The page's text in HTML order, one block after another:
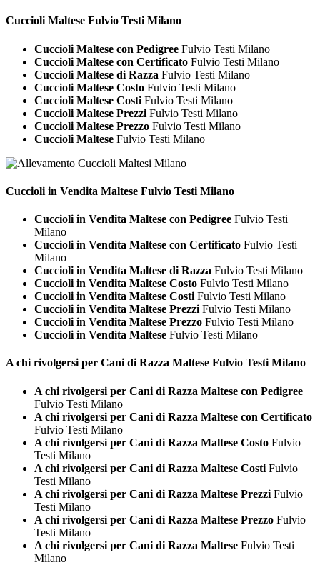
Cuccioli Maltese Fulvio Testi Milano
Cuccioli Maltese con Pedigree Fulvio Testi Milano
Cuccioli Maltese con Certificato Fulvio Testi Milano
Cuccioli Maltese di Razza Fulvio Testi Milano
Cuccioli Maltese Costo Fulvio Testi Milano
Cuccioli Maltese Costi Fulvio Testi Milano
Cuccioli Maltese Prezzi Fulvio Testi Milano
Cuccioli Maltese Prezzo Fulvio Testi Milano
Cuccioli Maltese Fulvio Testi Milano
Cuccioli in Vendita Maltese Fulvio Testi Milano
Cuccioli in Vendita Maltese con Pedigree Fulvio Testi
Milano
Cuccioli in Vendita Maltese con Certificato Fulvio Testi
Milano
Cuccioli in Vendita Maltese di Razza Fulvio Testi Milano
Cuccioli in Vendita Maltese Costo Fulvio Testi Milano
Cuccioli in Vendita Maltese Costi Fulvio Testi Milano
Cuccioli in Vendita Maltese Prezzi Fulvio Testi Milano
Cuccioli in Vendita Maltese Prezzo Fulvio Testi Milano
Cuccioli in Vendita Maltese Fulvio Testi Milano
A chi rivolgersi per Cani di Razza Maltese Fulvio Testi Milano
A chi rivolgersi per Cani di Razza Maltese con Pedigree
Fulvio Testi Milano
A chi rivolgersi per Cani di Razza Maltese con Certificato
Fulvio Testi Milano
A chi rivolgersi per Cani di Razza Maltese Costo Fulvio
Testi Milano
A chi rivolgersi per Cani di Razza Maltese Costi Fulvio
Testi Milano
A chi rivolgersi per Cani di Razza Maltese Prezzi Fulvio
Testi Milano
A chi rivolgersi per Cani di Razza Maltese Prezzo Fulvio
Testi Milano
A chi rivolgersi per Cani di Razza Maltese Fulvio Testi
Milano